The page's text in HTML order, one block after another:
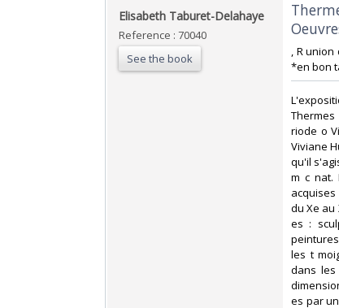
‎Elisabeth Taburet-Delahaye‎
Reference : 70040
See the book
‎, R union
*en bon
riode o
Viviane
qu'il
m c nat.
du Xe au
es :
les t
dans
es par